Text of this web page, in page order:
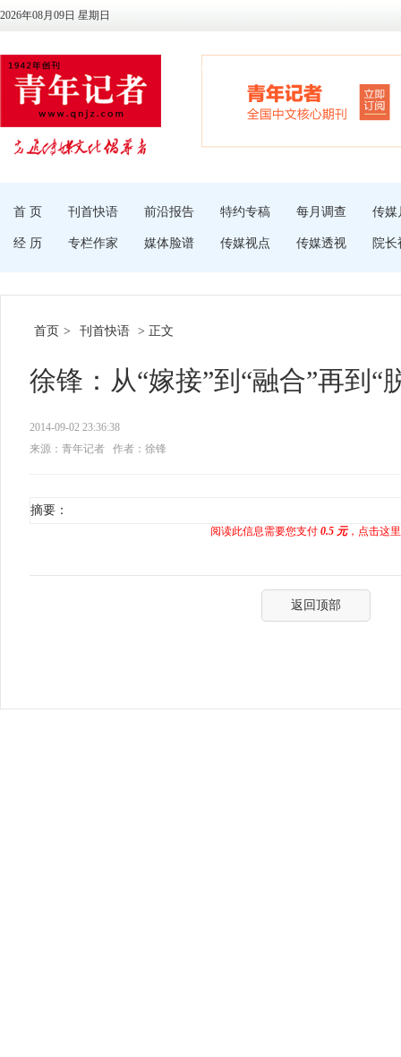
2026年08月09日 星期日
首 页 刊首快语 前沿报告 特约专稿 每月调查 传媒
经 历 专栏作家 媒体脸谱 传媒视点 传媒透视 院长
首页 > 刊首快语 > 正文
徐锋：从“嫁接”到“融合”再到“
2014-09-02 23:36:38
来源：青年记者
作者：徐锋
摘要：
阅读此信息需要您支付 0.5 元，点击这
返回顶部